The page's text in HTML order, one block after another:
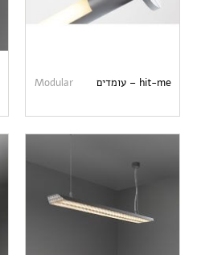
hit-me – עומדים Modular